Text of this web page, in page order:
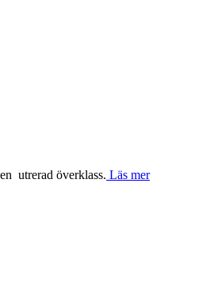
utrerad överklass. Läs mer